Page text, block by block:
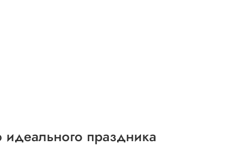
идеального праздника